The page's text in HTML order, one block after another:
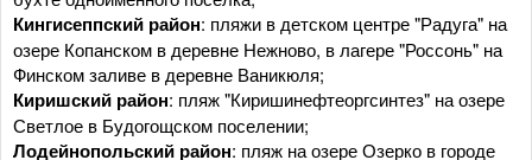
Кингисеппский район: пляжи в детском центре "Радуга" на
озере Копанском в деревне Нежново, в лагере "Россонь" на
Финском заливе в деревне Ваникюля;
Киришский район: пляж "Киришинефтеоргсинтез" на озере
Светлое в Будогощском поселении;
Лодейнопольский район: пляж на озере Озерко в городе